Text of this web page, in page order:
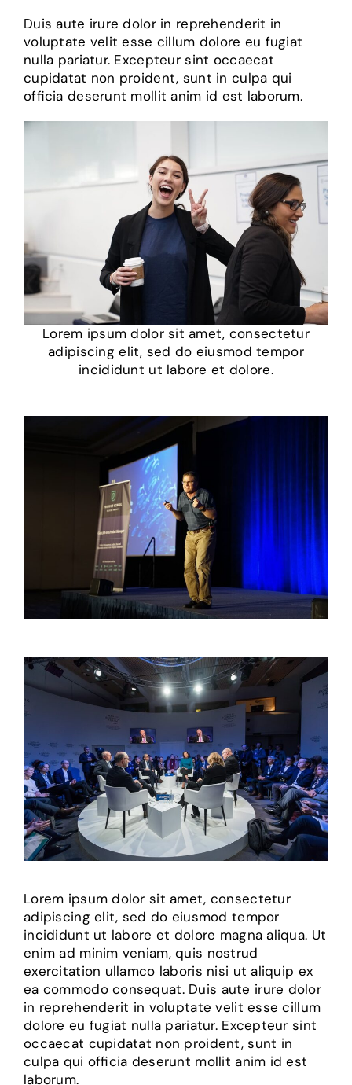
Duis aute irure dolor in reprehenderit in
voluptate velit esse cillum dolore eu fugiat
nulla pariatur. Excepteur sint occaecat
cupidatat non proident, sunt in culpa qui
officia deserunt mollit anim id est laborum.
Lorem ipsum dolor sit amet, consectetur
adipiscing elit, sed do eiusmod tempor
incididunt ut labore et dolore.
Lorem ipsum dolor sit amet, consectetur
adipiscing elit, sed do eiusmod tempor
incididunt ut labore et dolore magna aliqua. Ut
enim ad minim veniam, quis nostrud
exercitation ullamco laboris nisi ut aliquip ex
ea commodo consequat. Duis aute irure dolor
in reprehenderit in voluptate velit esse cillum
dolore eu fugiat nulla pariatur. Excepteur sint
occaecat cupidatat non proident, sunt in
culpa qui officia deserunt mollit anim id est
laborum.